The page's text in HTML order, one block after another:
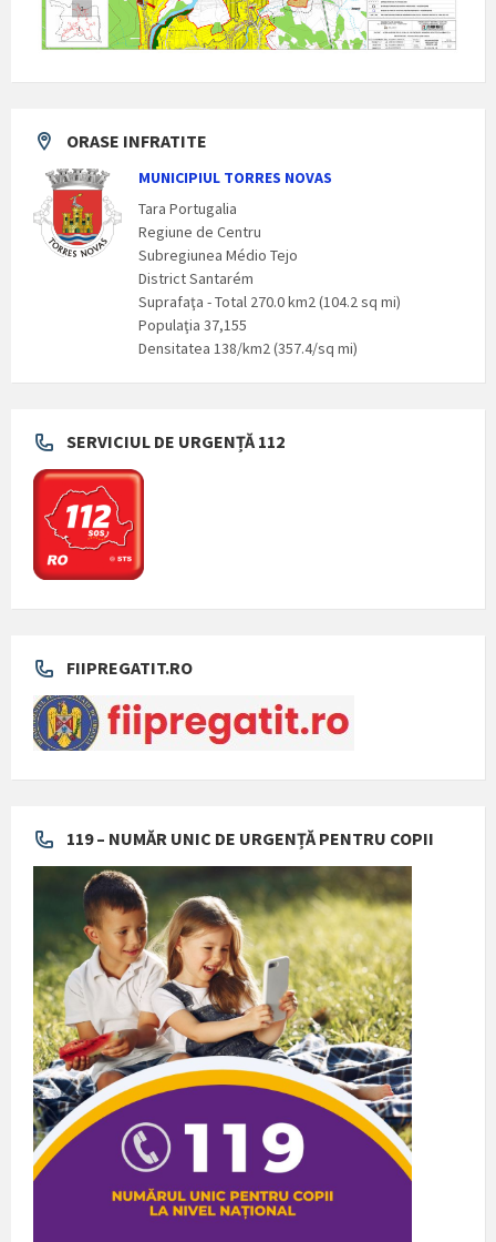
ORASE INFRATITE
MUNICIPIUL TORRES NOVAS
Tara Portugalia
Regiune de Centru
Subregiunea Médio Tejo
District Santarém
Suprafaţa - Total 270.0 km2 (104.2 sq mi)
Populaţia 37,155
Densitatea 138/km2 (357.4/sq mi)
SERVICIUL DE URGENȚĂ 112
FIIPREGATIT.RO
119 – NUMĂR UNIC DE URGENȚĂ PENTRU COPII